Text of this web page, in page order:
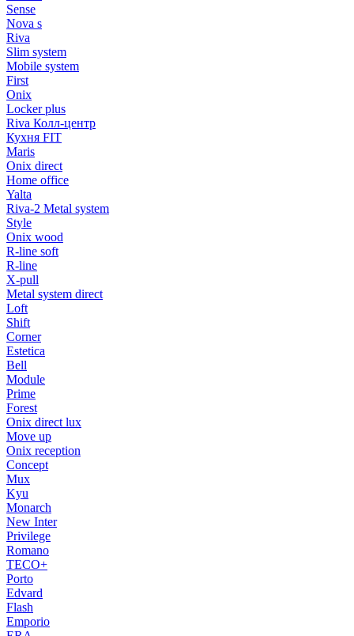
Sense
Nova s
Riva
Slim system
Mobile system
First
Onix
Locker plus
Riva Колл-центр
Кухня FIT
Maris
Onix direct
Home office
Yalta
Riva-2 Metal system
Style
Onix wood
R-line soft
R-line
X-pull
Metal system direct
Loft
Shift
Corner
Estetica
Bell
Module
Prime
Forest
Onix direct lux
Move up
Onix reception
Concept
Mux
Kyu
Monarch
New Inter
Privilege
Romano
TECO+
Porto
Edvard
Flash
Emporio